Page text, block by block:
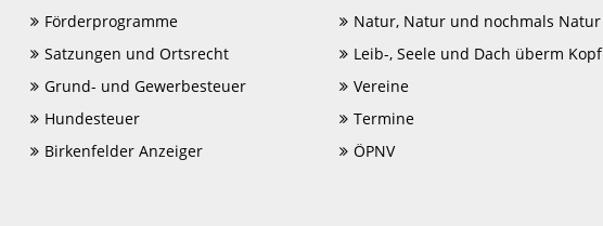
Förderprogramme
Satzungen und Ortsrecht
Grund- und Gewerbesteuer
Hundesteuer
Birkenfelder Anzeiger
Natur, Natur und nochmals Natur
Leib-, Seele und Dach überm Kopf
Vereine
Termine
ÖPNV